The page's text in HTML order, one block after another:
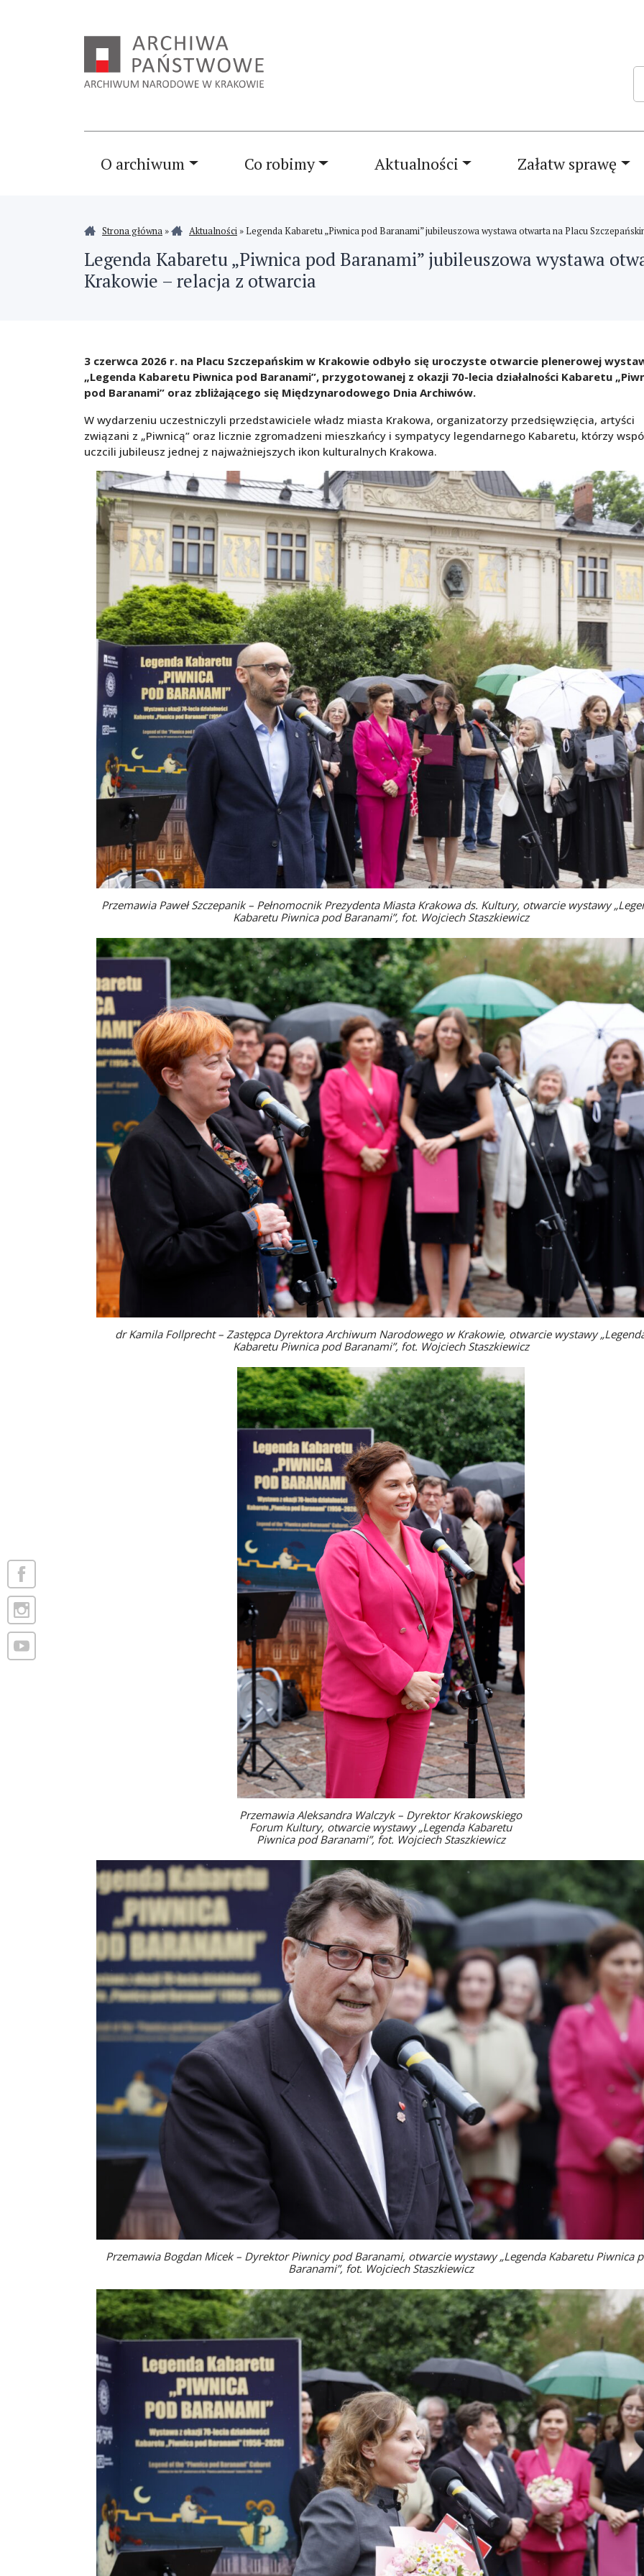
O archiwum Co robimy Aktualności Załatw sprawę
Strona główna » Aktualności »Legenda Kabaretu „Piwnica pod Baranami” jubileuszowa wystawa otwarta na Placu
Legenda Kabaretu „Piwnica pod Baranami” jubileuszowa wystawa
Krakowie – relacja z otwarcia
3 czerwca 2026 r. na Placu Szczepańskim w Krakowie odbyło się uroczyste otwarcie plenerowej
„Legenda Kabaretu Piwnica pod Baranami”, przygotowanej z okazji 70-lecia działalności Kabaretu
pod Baranami” oraz zbliżającego się Międzynarodowego Dnia Archiwów.
W wydarzeniu uczestniczyli przedstawiciele władz miasta Krakowa, organizatorzy przedsięwzięcia, artyści
związani z „Piwnicą” oraz licznie zgromadzeni mieszkańcy i sympatycy legendarnego Kabaretu, którzy
uczcili jubileusz jednej z najważniejszych ikon kulturalnych Krakowa.
Przemawia Paweł Szczepanik – Pełnomocnik Prezydenta Miasta Krakowa ds. Kultury, otwarcie wystawy
Kabaretu Piwnica pod Baranami”, fot. Wojciech Staszkiewicz
dr Kamila Follprecht – Zastępca Dyrektora Archiwum Narodowego w Krakowie, otwarcie wystawy
Kabaretu Piwnica pod Baranami”, fot. Wojciech Staszkiewicz
Przemawia Aleksandra Walczyk – Dyrektor Krakowskiego
Forum Kultury, otwarcie wystawy „Legenda Kabaretu
Piwnica pod Baranami”, fot. Wojciech Staszkiewicz
Przemawia Bogdan Micek – Dyrektor Piwnicy pod Baranami, otwarcie wystawy „Legenda Kabaretu Piwnica
Baranami”, fot. Wojciech Staszkiewicz